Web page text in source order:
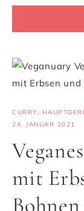
CURRY,
24. JANUAR 2021
mit